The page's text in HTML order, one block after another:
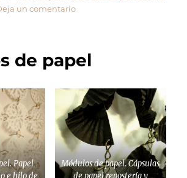
un comentarioen
y
de papel
Papel
e hilo de
Módulos de papel. Cápsulas
de papel repostería y